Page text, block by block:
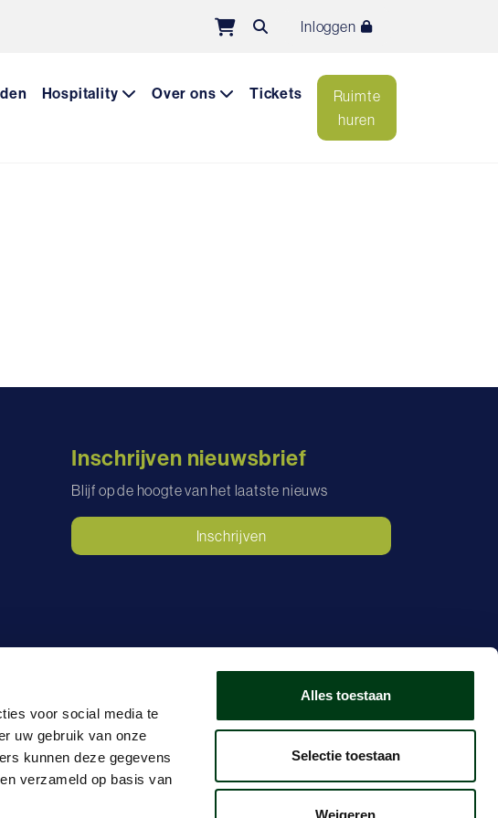
voor social media te
uw gebruik van onze
kunnen deze gegevens
verzameld op basis van
Alles toestaan
Selectie toestaan
Weigeren
Inloggen
Hospitality Over ons Tickets
Ruimte
huren
Inschrijven nieuwsbrief
Blijf op de hoogte van het laatste nieuws
Inschrijven
FAQ